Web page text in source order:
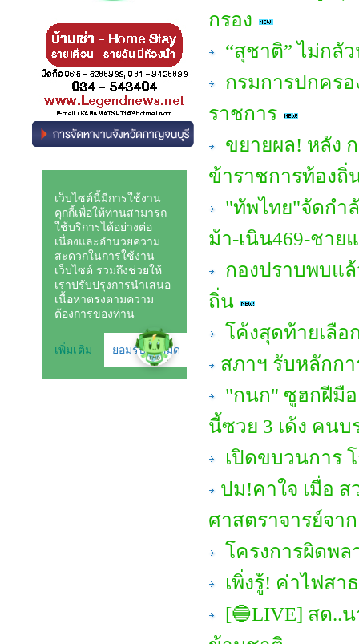
กรอง
“สุชาติ” ไม่กลั
กรมการปกครอ
ราชการ
ขยายผล! หลัง
ข้าราชการท้องถิ่
"ทัพไทย"จัดกำ
ม้า-เนิน469-ชาย
กองปราบพบแ
ถิ่น
โค้งสุดท้ายเลือ
สภาฯ รับหลักก
"กนก" ซูฮกฝีมือ
นี้ซวย 3 เด้ง คน
เปิดขบวนการ
ปม!คาใจ เมื่อ
ศาสตราจารย์จา
โครงการผิดพ
เพิ่งรู้! ค่าไฟส
[🔵LIVE] สด..